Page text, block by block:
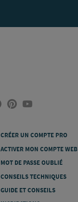
CRÉER UN COMPTE PRO
ACTIVER MON COMPTE WEB
MOT DE PASSE OUBLIÉ
CONSEILS TECHNIQUES
GUIDE ET CONSEILS